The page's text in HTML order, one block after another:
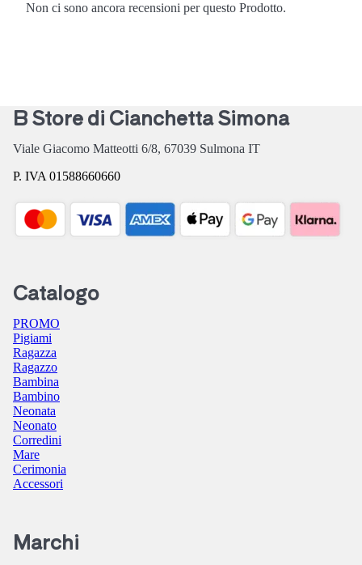
Non ci sono ancora recensioni per questo Prodotto.
B Store di Cianchetta Simona
Viale Giacomo Matteotti 6/8, 67039 Sulmona IT
P. IVA 01588660660
Catalogo
PROMO
Pigiami
Ragazza
Ragazzo
Bambina
Bambino
Neonata
Neonato
Corredini
Mare
Cerimonia
Accessori
Marchi